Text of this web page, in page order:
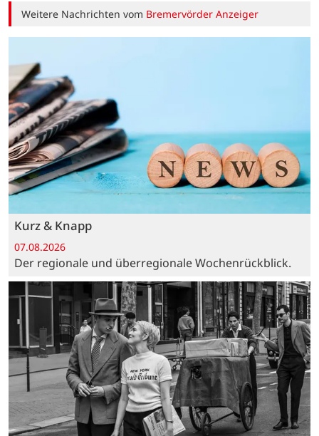
Weitere Nachrichten vom Bremervörder Anzeiger
Kurz & Knapp
07.08.2026
Der regionale und überregionale Wochenrückblick.